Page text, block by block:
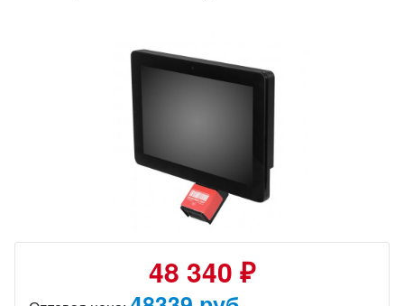
48 340 ₽